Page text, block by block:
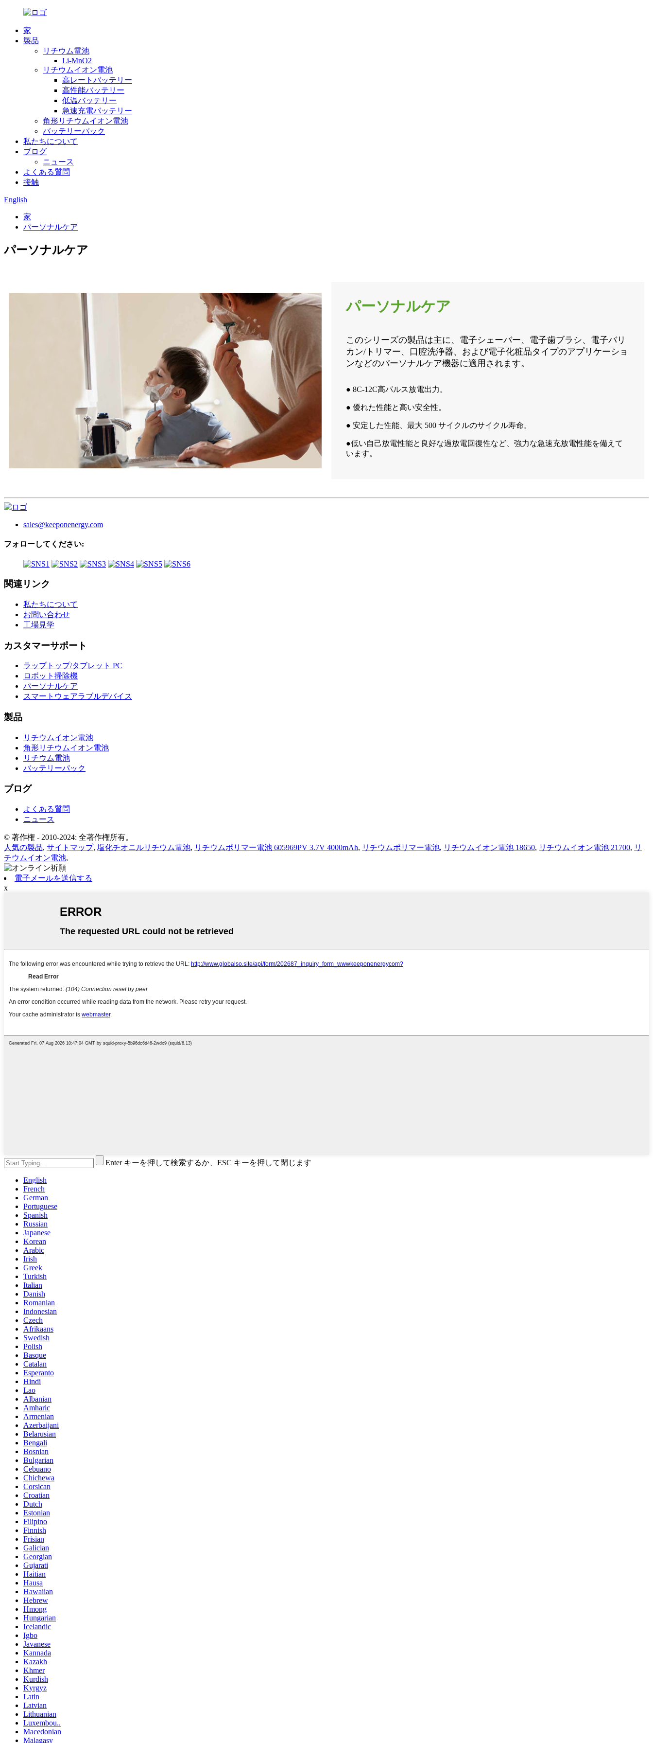
家
製品
リチウム電池
Li-MnO2
リチウムイオン電池
高レートバッテリー
高性能バッテリー
低温バッテリー
急速充電バッテリー
角形リチウムイオン電池
バッテリーパック
私たちについて
ブログ
ニュース
よくある質問
接触
English
家
パーソナルケア
パーソナルケア
パーソナルケア
このシリーズの製品は主に、電子シェーバー、電子歯ブラシ、電子バリ
カン/トリマー、口腔洗浄器、および電子化粧品タイプのアプリケーショ
ンなどのパーソナルケア機器に適用されます。
● 8C-12C高パルス放電出力。
● 優れた性能と高い安全性。
● 安定した性能、最大 500 サイクルのサイクル寿命。
●低い自己放電性能と良好な過放電回復性など、強力な急速充放電性能を備えて
います。
sales@keeponenergy.com
フォローしてください:
関連リンク
私たちについて
お問い合わせ
工場見学
カスタマーサポート
ラップトップ/タブレット PC
ロボット掃除機
パーソナルケア
スマートウェアラブルデバイス
製品
リチウムイオン電池
角形リチウムイオン電池
リチウム電池
バッテリーパック
ブログ
よくある質問
ニュース
© 著作権 - 2010-2024: 全著作権所有。
人気の製品, サイトマップ, 塩化チオニルリチウム電池, リチウムポリマー電池 605969PV 3.7V 4000mAh, リチウムポリマー電池, リチウムイオン電池 18650, リチウムイオン電池 21700, リ
チウムイオン電池,
電子メールを送信する
x
Enter キーを押して検索するか、ESC キーを押して閉じます
English
French
German
Portuguese
Spanish
Russian
Japanese
Korean
Arabic
Irish
Greek
Turkish
Italian
Danish
Romanian
Indonesian
Czech
Afrikaans
Swedish
Polish
Basque
Catalan
Esperanto
Hindi
Lao
Albanian
Amharic
Armenian
Azerbaijani
Belarusian
Bengali
Bosnian
Bulgarian
Cebuano
Chichewa
Corsican
Croatian
Dutch
Estonian
Filipino
Finnish
Frisian
Galician
Georgian
Gujarati
Haitian
Hausa
Hawaiian
Hebrew
Hmong
Hungarian
Icelandic
Igbo
Javanese
Kannada
Kazakh
Khmer
Kurdish
Kyrgyz
Latin
Latvian
Lithuanian
Luxembou..
Macedonian
Malagasy